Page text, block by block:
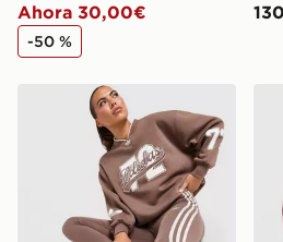
Ahora 30,00€
-50 %
adidas Originals Varsity V